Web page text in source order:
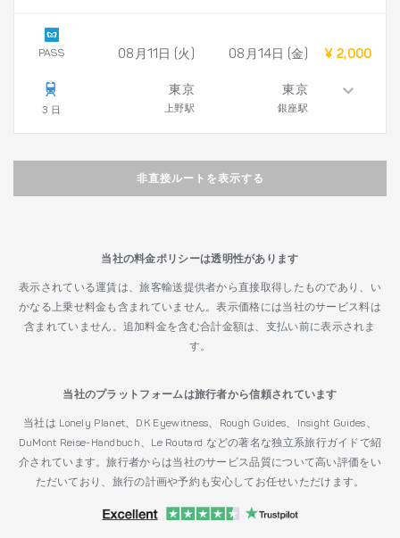
PASS
3 日
08月11日 (火)
東京
上野駅
08月14日 (金)
東京
銀座駅
¥ 2,000
非直接ルートを表示する
当社の料金ポリシーは透明性があります
表示されている運賃は、旅客輸送提供者から直接取得したものであり、い
かなる上乗せ料金も含まれていません。表示価格には当社のサービス料は
含まれていません。追加料金を含む合計金額は、支払い前に表示されま
す。
当社のプラットフォームは旅行者から信頼されています
当社は Lonely Planet、DK Eyewitness、Rough Guides、Insight Guides、
DuMont Reise-Handbuch、Le Routard などの著名な独立系旅行ガイドで紹
介されています。旅行者からは当社のサービス品質について高い評価をい
ただいており、旅行の計画や予約も安心してお任せいただけます。